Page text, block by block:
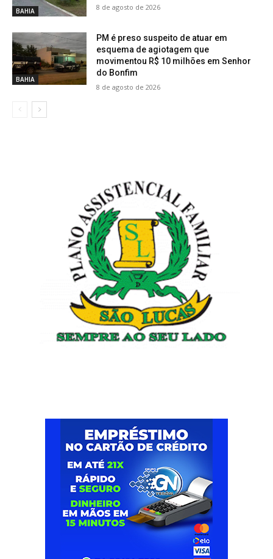
BAHIA 8 de agosto de 2026
BAHIA
PM é preso suspeito de atuar em
esquema de agiotagem que
movimentou R$ 10 milhões em Senhor
do Bonfim
8 de agosto de 2026